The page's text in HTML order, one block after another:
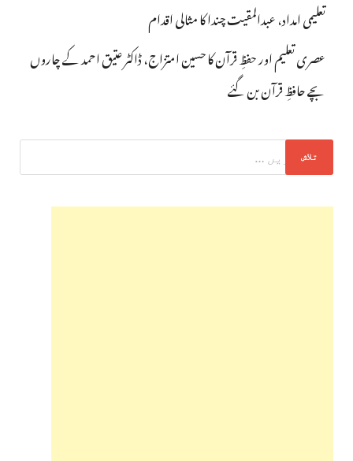
تعلیمی امداد، عبدالمقیت چندا کا مثالی اقدام
عصری تعلیم اور حفظِ قرآن کا حسین امتزاج، ڈاکٹر عتیق احمد کے چاروں
بچے حافظِ قرآن بن گئے